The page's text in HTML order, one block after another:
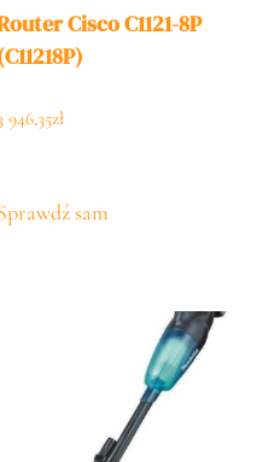
Cisco C1121-8P
946,35zł
sam